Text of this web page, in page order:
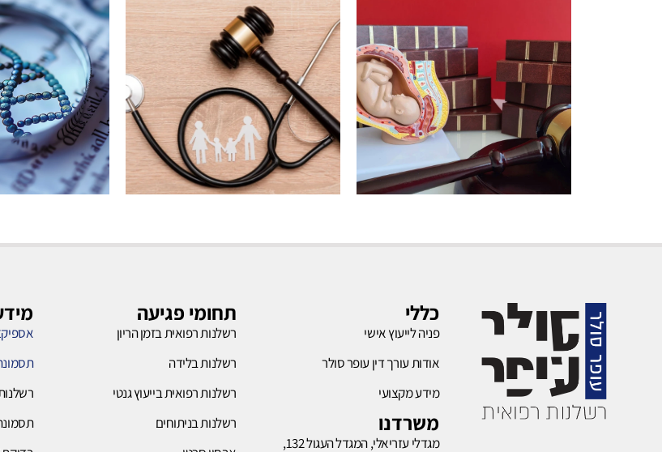
רשלנות
לחץ כאן
רשלנות
לחץ כאן
לחץ
כללי
פניה לייעוץ אישי
אודות עורך דין עופר סולר
מידע מקצועי
משרדנו
מגדלי עזריאלי, המגדל העגול 132,
תחומי פגיעה
רשלנות רפואית בזמן הריון
רשלנות בלידה
רשלנות רפואית בייעוץ גנטי
רשלנות בניתוחים